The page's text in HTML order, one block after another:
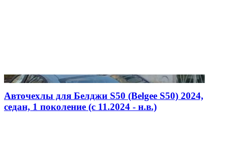
Авточехлы для Белджи S50 (Belgee S50) 2024,
седан, 1 поколение (c 11.2024 - н.в.)